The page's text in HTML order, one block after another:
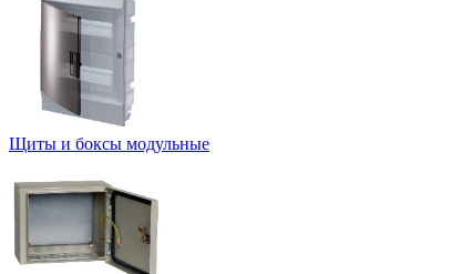
Щиты и боксы модульные